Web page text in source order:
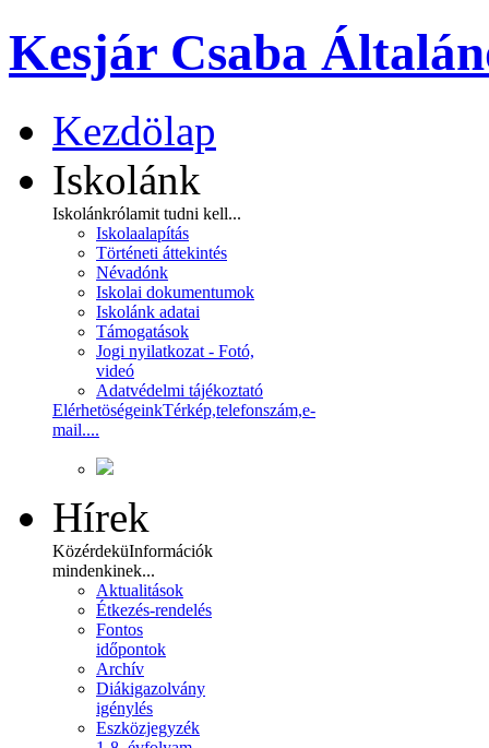
Kesjár Csaba
Kezdölap
Iskolánk
Iskolánkrólamit tudni kell...
Iskolaalapítás
Történeti áttekintés
Névadónk
Iskolai dokumentumok
Iskolánk adatai
Támogatások
Jogi nyilatkozat - Fotó,
videó
Adatvédelmi tájékoztató
ElérhetöségeinkTérkép,telefonszám,e-
mail....
Hírek
KözérdeküInformációk
mindenkinek...
Aktualitások
Étkezés-rendelés
Fontos
időpontok
Archív
Diákigazolvány
igénylés
Eszközjegyzék